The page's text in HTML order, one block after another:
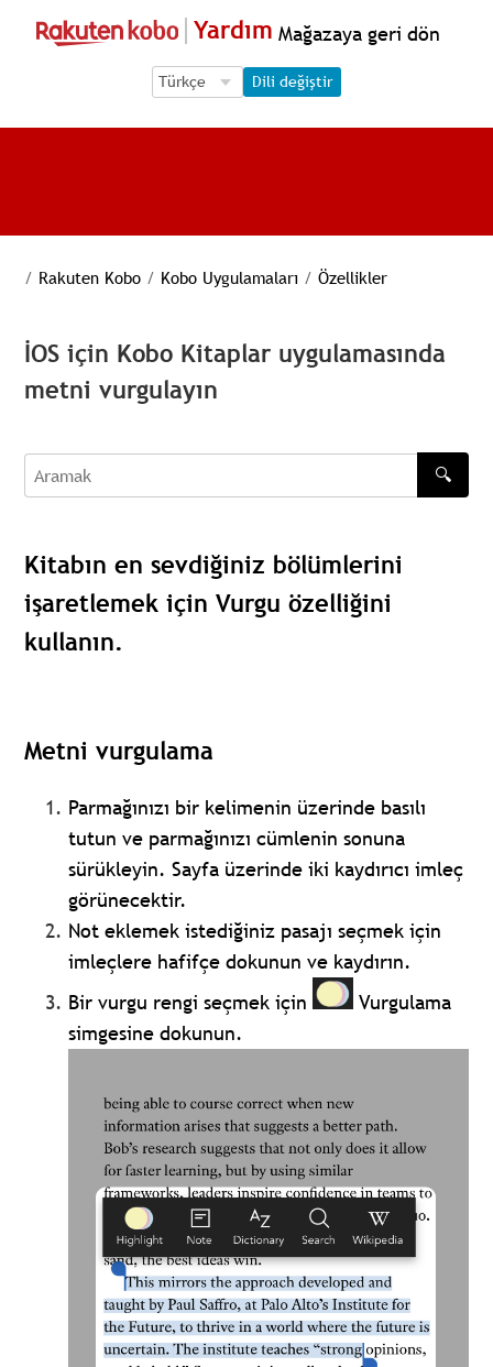
Yardım Mağazaya geri dön
Language Selection
Language Selection
Dili değiştir
/ Rakuten Kobo / Kobo Uygulamaları / Özellikler
İOS için Kobo Kitaplar uygulamasında
metni vurgulayın
Aramak
🔍
Kitabın en sevdiğiniz bölümlerini
işaretlemek için Vurgu özelliğini
kullanın.
Metni vurgulama
Parmağınızı bir kelimenin üzerinde basılı
tutun ve parmağınızı cümlenin sonuna
sürükleyin. Sayfa üzerinde iki kaydırıcı imleç
görünecektir.
Not eklemek istediğiniz pasajı seçmek için
imleçlere hafifçe dokunun ve kaydırın.
Bir vurgu rengi seçmek için
Vurgulama
simgesine dokunun.